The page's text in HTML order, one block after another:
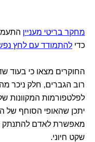
מחקר בריטי מעניין
כדי להתמודד עם לחץ
החוקרים מצאו כי בעוד
רוב הגברים, חלק ניכר
לפלטפורמות המקוונות
יתכן שהאופי הסוחף של
מאפשרת לאדם להתנתק
שקט חיוני.